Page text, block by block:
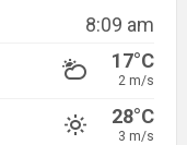
8:09 am
17°C
2 m/s
28°C
3 m/s